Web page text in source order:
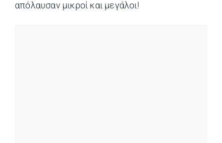
απόλαυσαν μικροί και μεγάλοι!